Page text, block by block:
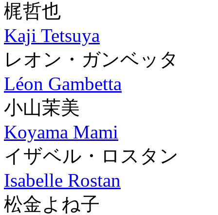
梶哲也
Kaji Tetsuya
レオン・ガンベッタ
Léon Gambetta
小山茉美
Koyama Mami
イザベル・ロスタン
Isabelle Rostan
松金よね子